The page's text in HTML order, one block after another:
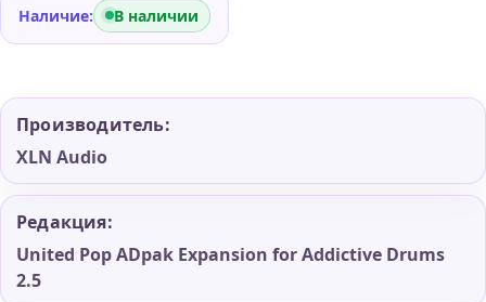
Наличие: В наличии
Производитель:
XLN Audio
Редакция:
United Pop ADpak Expansion for Addictive Drums
2.5